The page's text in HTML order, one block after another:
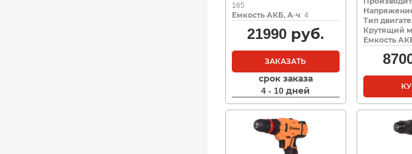
165
Емкость АКБ, А·ч: 4
21990руб.
ЗАКАЗАТЬ
срок заказа
4 - 10 дней
Тип
Крутящий
Емкость